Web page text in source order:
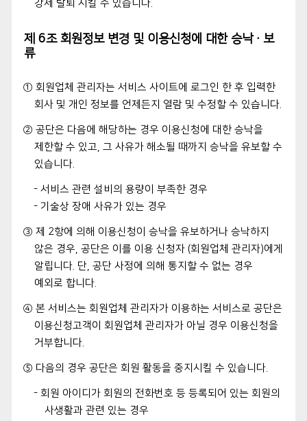
강제 탈퇴 시킬 수 있습니다.
제 6조 회원정보 변경 및 이용신청에 대한 승낙·보
류
① 회원업체 관리자는 서비스 사이트에 로그인 한 후 입력한
회사 및 개인 정보를 언제든지 열람 및 수정할 수 있습니다.
② 공단은 다음에 해당하는 경우 이용신청에 대한 승낙을
제한할 수 있고, 그 사유가 해소될 때까지 승낙을 유보할 수
있습니다.
- 서비스 관련 설비의 용량이 부족한 경우
- 기술상 장애 사유가 있는 경우
③ 제 2항에 의해 이용신청이 승낙을 유보하거나 승낙하지
않은 경우, 공단은 이를 이용 신청자 (회원업체 관리자)에게
알립니다. 단, 공단 사정에 의해 통지할 수 없는 경우
예외로 합니다.
④ 본 서비스는 회원업체 관리자가 이용하는 서비스로 공단은
이용신청고객이 회원업체 관리자가 아닐 경우 이용신청을
거부합니다.
⑤ 다음의 경우 공단은 회원 활동을 중지시킬 수 있습니다.
- 회원 아이디가 회원의 전화번호 등 등록되어 있는 회원의
사생활과 관련 있는 경우